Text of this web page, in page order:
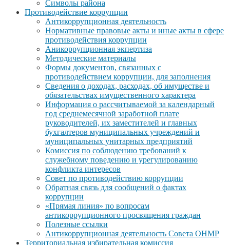
Символы района
Противодействие коррупции
Антикоррупционная деятельность
Нормативные правовые акты и иные акты в сфере
противодействия коррупции
Аникоррупционная экпертиза
Методические материалы
Формы документов, связанных с
противодействием коррупции, для заполнения
Сведения о доходах, расходах, об имуществе и
обязательствах имущественного характера
Информация о рассчитываемой за календарный
год среднемесячной заработной плате
руководителей, их заместителей и главных
бухгалтеров муниципальных учреждений и
муниципальных унитарных предприятий
Комиссия по соблюдению требований к
служебному поведению и урегулированию
конфликта интересов
Совет по противодействию коррупции
Обратная связь для сообщений о фактах
коррупции
«Прямая линия» по вопросам
антикоррупционного просвящения граждан
Полезные ссылки
Антикоррупционная деятельность Совета ОНМР
Территориальная избирательная комиссия